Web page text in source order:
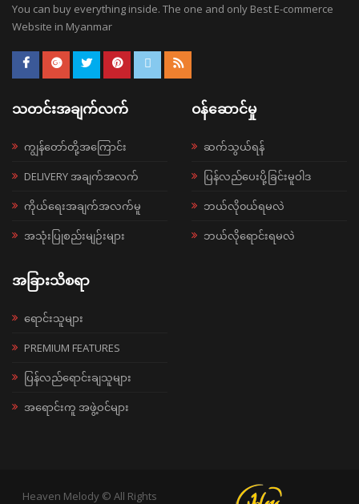
You can buy everything inside. The one and only Best E-commerce
Website in Myanmar
သတင်းအချက်လက်
ကျွန်တော်တို့အကြောင်း
DELIVERY အချက်အလက်
ကိုယ်ရေးအချက်အလက်မူ
အသုံးပြုစည်းမျဉ်းများ
ဝန်ဆောင်မှု
ဆက်သွယ်ရန်
ပြန်လည်ပေးပို့ခြင်းမူဝါဒ
ဘယ်လို၀ယ်ရမလဲ
ဘယ်လိုရောင်းရမလဲ
အခြားသိစရာ
ရောင်းသူများ
PREMIUM FEATURES
ပြန်လည်ရောင်းချသူများ
အရောင်းကူ အဖွဲ့ဝင်များ
Heaven Melody © All Rights